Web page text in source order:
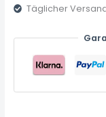
Täglicher